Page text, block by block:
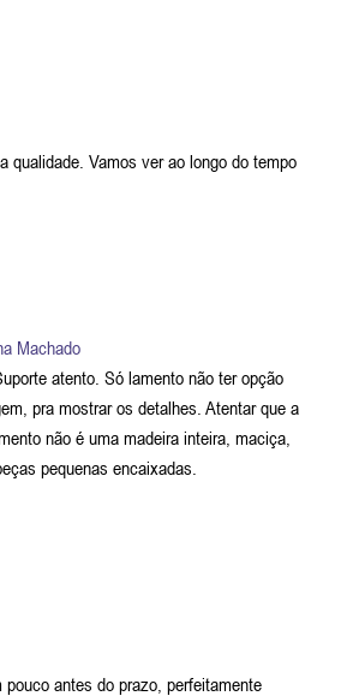
qualidade. Vamos ver ao longo do tempo
Machado
atento. Só lamento não ter opção
pra mostrar os detalhes. Atentar que a
não é uma madeira inteira, maciça,
pequenas encaixadas.
pouco antes do prazo, perfeitamente